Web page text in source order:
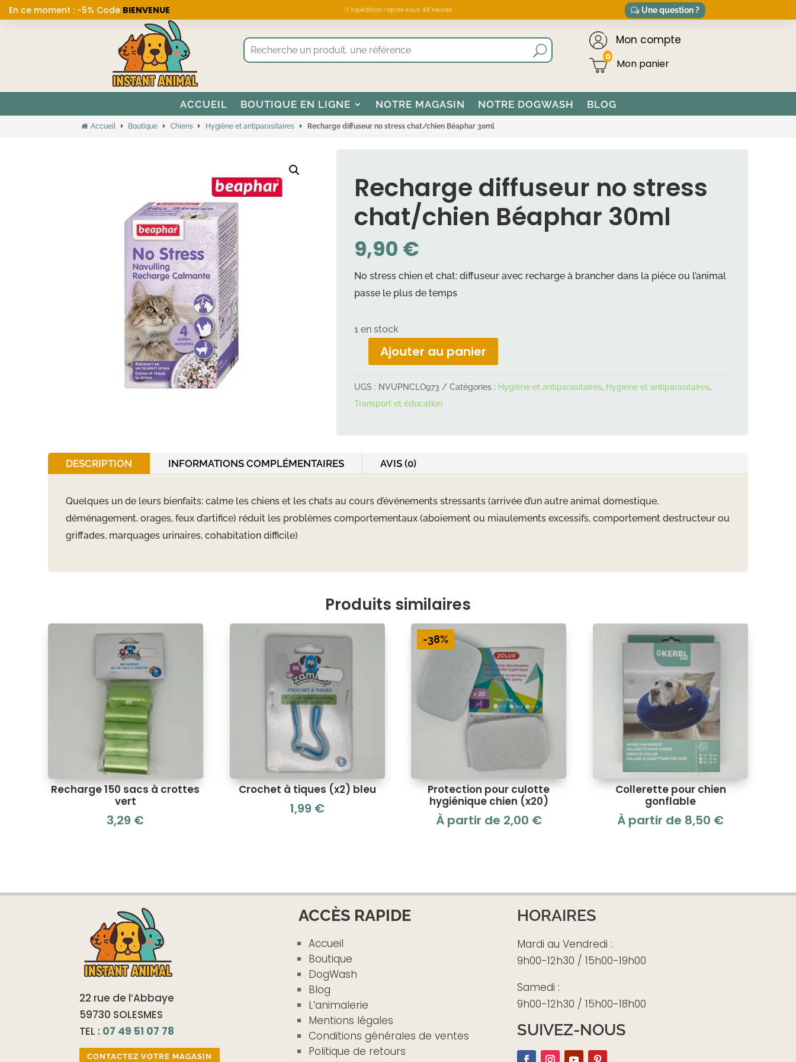
En ce moment : -5% Code BIENVENUE 🕒 Expédition rapide sous 48 heures Une question ?
Mon compte
0
ACCUEIL BOUTIQUE EN LIGNE NOTRE MAGASIN NOTRE DOGWASH BLOG
Accueil Boutique Chiens Hygiène et antiparasitaires Recharge diffuseur no stress chat/chien Béaphar 30ml
Recharge diffuseur no stress
chat/chien Béaphar 30ml
9,90 €
No stress chien et chat: diffuseur avec recharge à brancher dans la pièce ou l’animal
passe le plus de temps
1 en stock
quantité
Recharge
diffuseur
chat/chien
Béaphar
Ajouter au panier
UGS : NVUPNCLO973 Catégories : Hygiène et antiparasitaires, Hygiène et antiparasitaires,
Transport et éducation
DESCRIPTION INFORMATIONS COMPLÉMENTAIRES AVIS (0)
Quelques un de leurs bienfaits: calme les chiens et les chats au cours d’événements stressants (arrivée d’un autre animal domestique,
déménagement, orages, feux d’artifice) réduit les problèmes comportementaux (aboiement ou miaulements excessifs, comportement destructeur ou
griffades, marquages urinaires, cohabitation difficile)
Produits similaires
Recharge 150 sacs à crottes
vert
3,29 €
Crochet à tiques (x2) bleu
1,99 €
-38%
Protection pour culotte
hygiénique chien (x20)
À partir de 2,00 €
Collerette pour chien
gonflable
À partir de 8,50 €
22 rue de l’Abbaye
59730 SOLESMES
TEL : 07 49 51 07 78
CONTACTEZ VOTRE MAGASIN
ACCÈS RAPIDE
Accueil
Boutique
DogWash
Blog
L’animalerie
Mentions légales
Conditions générales de ventes
Politique de retours
HORAIRES
Mardi au Vendredi :
9h00-12h30 / 15h00-19h00
Samedi :
9h00-12h30 / 15h00-18h00
SUIVEZ-NOUS